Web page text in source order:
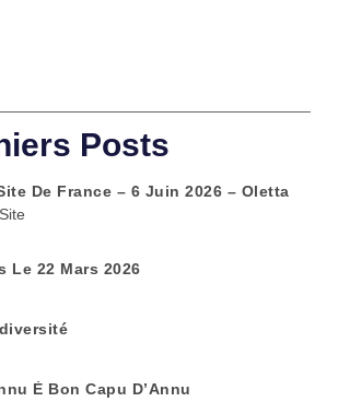
Posts
De France – 6 Juin 2026 – Oletta
Le 22 Mars 2026
È Bon Capu D’Annu